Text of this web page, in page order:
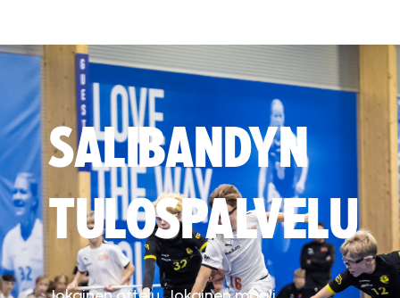
SALIBANDYN
TULOSPALVELU